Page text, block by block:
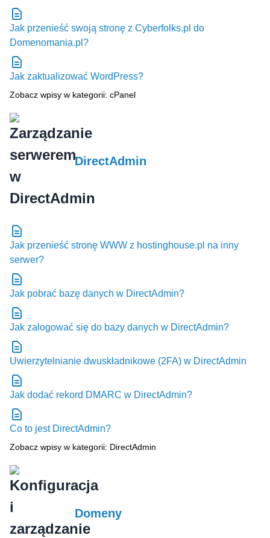
Jak przenieść swoją stronę z Cyberfolks.pl do
Domenomania.pl?
Jak zaktualizować WordPress?
Zobacz wpisy w kategorii: cPanel
DirectAdmin
Jak przenieść stronę WWW z hostinghouse.pl na inny
serwer?
Jak pobrać bazę danych w DirectAdmin?
Jak zalogować się do bazy danych w DirectAdmin?
Uwierzytelnianie dwuskładnikowe (2FA) w DirectAdmin
Jak dodać rekord DMARC w DirectAdmin?
Co to jest DirectAdmin?
Zobacz wpisy w kategorii: DirectAdmin
Domeny